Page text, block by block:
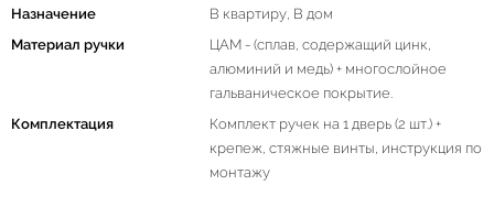
Назначение
В квартиру, В дом
Материал ручки
ЦАМ - (сплав, содержащий цинк,
алюминий и медь) + многослойное
гальваническое покрытие.
Комплектация
Комплект ручек на 1 дверь (2 шт.) +
крепеж, стяжные винты, инструкция по
монтажу